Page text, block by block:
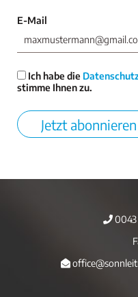
E-Mail
Ich habe die
stimme Ihnen zu.
Jetzt abonnieren
0043